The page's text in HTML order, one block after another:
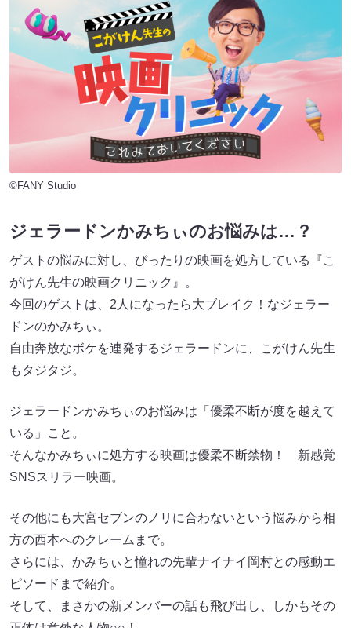
©FANY Studio
ジェラードンかみちぃのお悩みは…？
ゲストの悩みに対し、ぴったりの映画を処方している『こ
がけん先生の映画クリニック』。
今回のゲストは、2人になったら大ブレイク！なジェラー
ドンのかみちぃ。
自由奔放なボケを連発するジェラードンに、こがけん先生
もタジタジ。
ジェラードンかみちぃのお悩みは「優柔不断が度を越えて
いる」こと。
そんなかみちぃに処方する映画は優柔不断禁物！ 新感覚
SNSスリラー映画。
その他にも大宮セブンのノリに合わないという悩みから相
方の西本へのクレームまで。
さらには、かみちぃと憧れの先輩ナイナイ岡村との感動エ
ピソードまで紹介。
そして、まさかの新メンバーの話も飛び出し、しかもその